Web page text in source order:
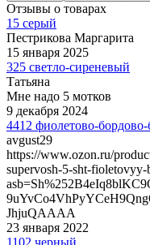
Отзывы о товарах
15 серый
Пестрикова Маргарита
15 января 2025
325 светло-сиреневый
Татьяна
Мне надо 5 мотков
9 декабря 2024
4412 фиолетово-
avgust29
https://www.ozon.ru/
supervosh-5-sht-
JhjuQAAAA
23 января 2022
1102 черный